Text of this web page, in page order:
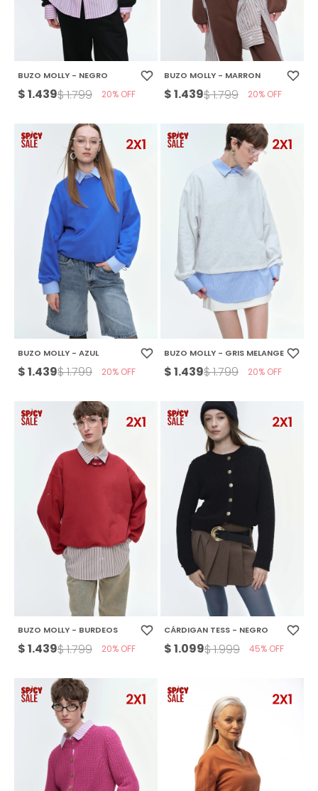
BUZO MOLLY - NEGRO
$1.439$1.799 20
BUZO MOLLY - MARRON
$1.439$1.799 20
BUZO MOLLY - AZUL
$1.439$1.799 20
BUZO MOLLY - GRIS MELANGE
$1.439$1.799 20
BUZO MOLLY - BURDEOS
$1.439$1.799 20
CÁRDIGAN TESS - NEGRO
$1.099$1.999 45